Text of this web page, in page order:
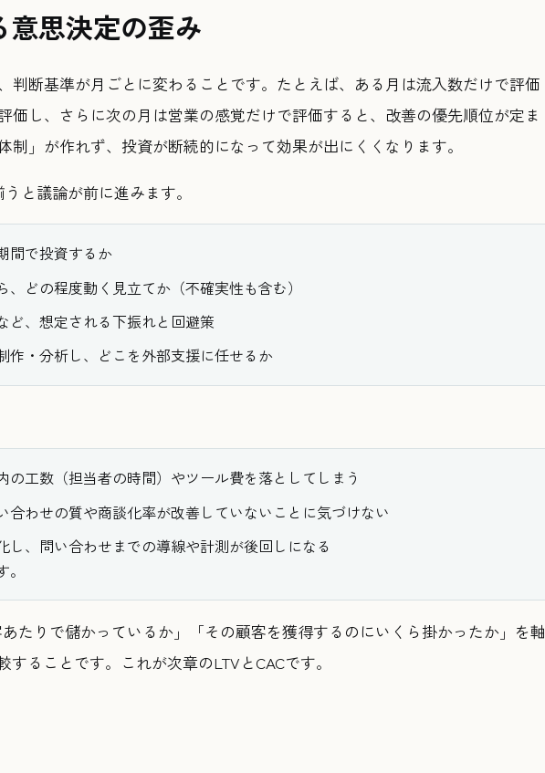
思決定の歪み
判断基準が月ごとに変わることです。たとえば、ある月は流入数だけで評価
価し、さらに次の月は営業の感覚だけで評価すると、改善の優先順位が定ま
制」が作れず、投資が断続的になって効果が出にくくなります。
と議論が前に進みます。
間で投資するか
どの程度動く見立てか（不確実性も含む）
ど、想定される下振れと回避策
作・分析し、どこを外部支援に任せるか
の工数（担当者の時間）やツール費を落としてしまう
合わせの質や商談化率が改善していないことに気づけない
し、問い合わせまでの導線や計測が後回しになる
たりで儲かっているか」「その顧客を獲得するのにいくら掛かったか」を軸
ることです。これが次章のLTVとCACです。